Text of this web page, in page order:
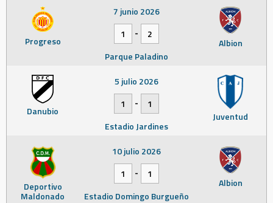
Progreso Albion
7 junio 2026
1
-
2
Parque Paladino
Danubio Juventud
5 julio 2026
1
-
1
Estadio Jardines
Deportivo
Maldonado
Albion
10 julio 2026
1
-
1
Estadio Domingo Burgueño